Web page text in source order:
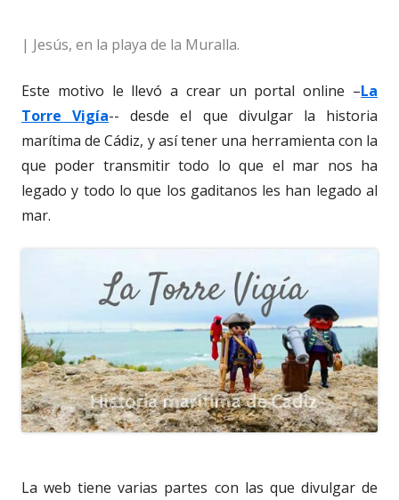
| Jesús, en la playa de la Muralla.
Este motivo le llevó a crear un portal online –La
Torre Vigía-- desde el que divulgar la historia
marítima de Cádiz, y así tener una herramienta con la
que poder transmitir todo lo que el mar nos ha
legado y todo lo que los gaditanos les han legado al
mar.
La web tiene varias partes con las que divulgar de